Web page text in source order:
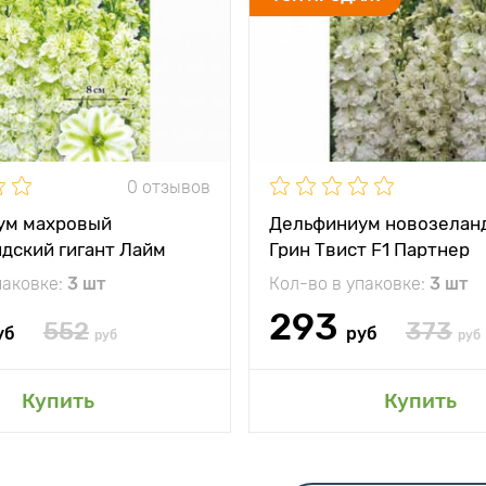
0 отзывов
махровый
гигант Лайм
3 шт
552 руб
Купить
солнце, полутень
Исключительные
декоративные
качества,
зимостойкость,
долговечность и
неприхотливость
в мой сад
Дельфиниум
Грин Твист F1 Партнер
Кол-во в упаковке: 3 шт
293 руб 373 руб
Купить
Местоположение
Особенности
Добавить в мой